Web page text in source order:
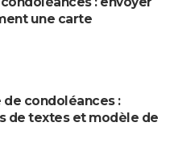
une carte
de condoléances :
de textes et modèle de